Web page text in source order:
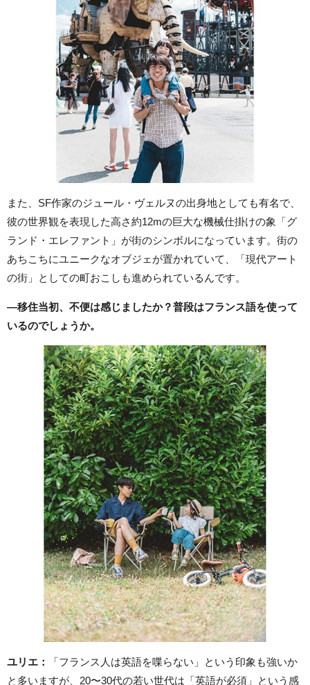
また、SF作家のジュール・ヴェルヌの出身地としても有名で、
彼の世界観を表現した高さ約12mの巨大な機械仕掛けの象「グ
ランド・エレファント」が街のシンボルになっています。街の
あちこちにユニークなオブジェが置かれていて、「現代アート
の街」としての町おこしも進められているんです。
―移住当初、不便は感じましたか？普段はフランス語を使って
いるのでしょうか。
ユリエ：
「フランス人は英語を喋らない」という印象も強いか
と多いますが、20〜30代の若い世代は「英語が必須」という感